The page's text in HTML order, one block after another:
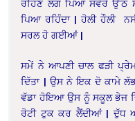
ਰਹਿਣ ਲੱਗ ਪਿਆ ਸਵੇਰੇ ਉੱਠ
ਪਿਆ ਰਹਿੰਦਾ | ਹੋਲੀ ਹੌਲੀ
ਸਰਲ ਹੋ ਗਈਆਂ |
ਸਮੇਂ ਨੇ ਆਪਣੀ ਚਾਲ ਫੜੀ
ਦਿੱਤਾ | ਉਸ ਨੇ ਇਕ ਦੋ ਕਾਮੇ
ਵੱਡਾ ਹੋਇਆ ਉਸ ਨੂੰ ਸਕੂਲ ਭੇਜ
ਰੋਟੀ ਟੁਕ ਕਰ ਲੈਂਦੀਆਂ | ਦੁੱਧ